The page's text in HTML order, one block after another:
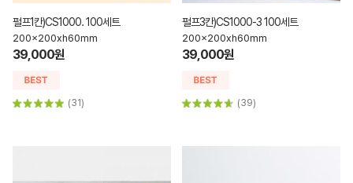
펄프1칸)CS1000. 100세트
200x200xh60mm
39,000원
(31)
펄프3칸)CS1000-3 100세트
200x200xh60mm
39,000원
(39)